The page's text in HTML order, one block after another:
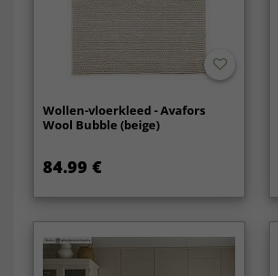
Wollen-vloerkleed - Avafors
Wool Bubble (beige)
84.99 €